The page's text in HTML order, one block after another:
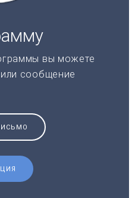
вы можете
сообщение